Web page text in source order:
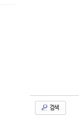
검색